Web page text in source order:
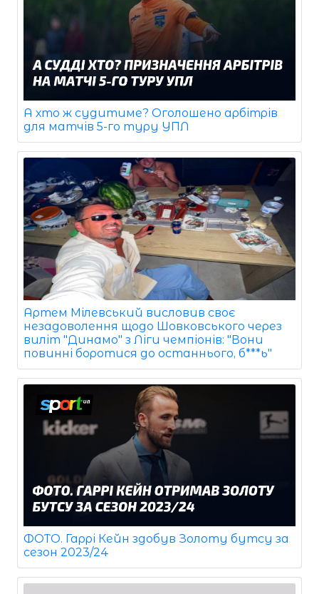
А хто ж судитиме? Оголошено арбітрів
для матчів 5-го туру УПЛ
Артем Мілевський висловив своє
незадоволення щодо Шовковського через
виліт "Динамо" з Ліги чемпіонів: "Вони
повинні боротися до останнього, б***ь"
ФОТО. Гаррі Кейн здобув Золоту бутсу за
сезон 2023/24